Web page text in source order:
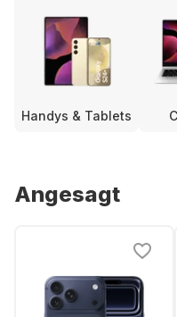
Handys & Tablets
Angesagt